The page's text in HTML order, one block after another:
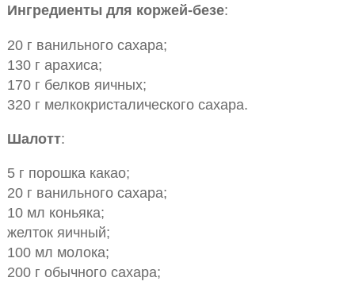
Ингредиенты для коржей-безе:
20 г ванильного сахара;
130 г арахиса;
170 г белков яичных;
320 г мелкокристалического сахара.
Шалотт:
5 г порошка какао;
20 г ванильного сахара;
10 мл коньяка;
желток яичный;
100 мл молока;
200 г обычного сахара;